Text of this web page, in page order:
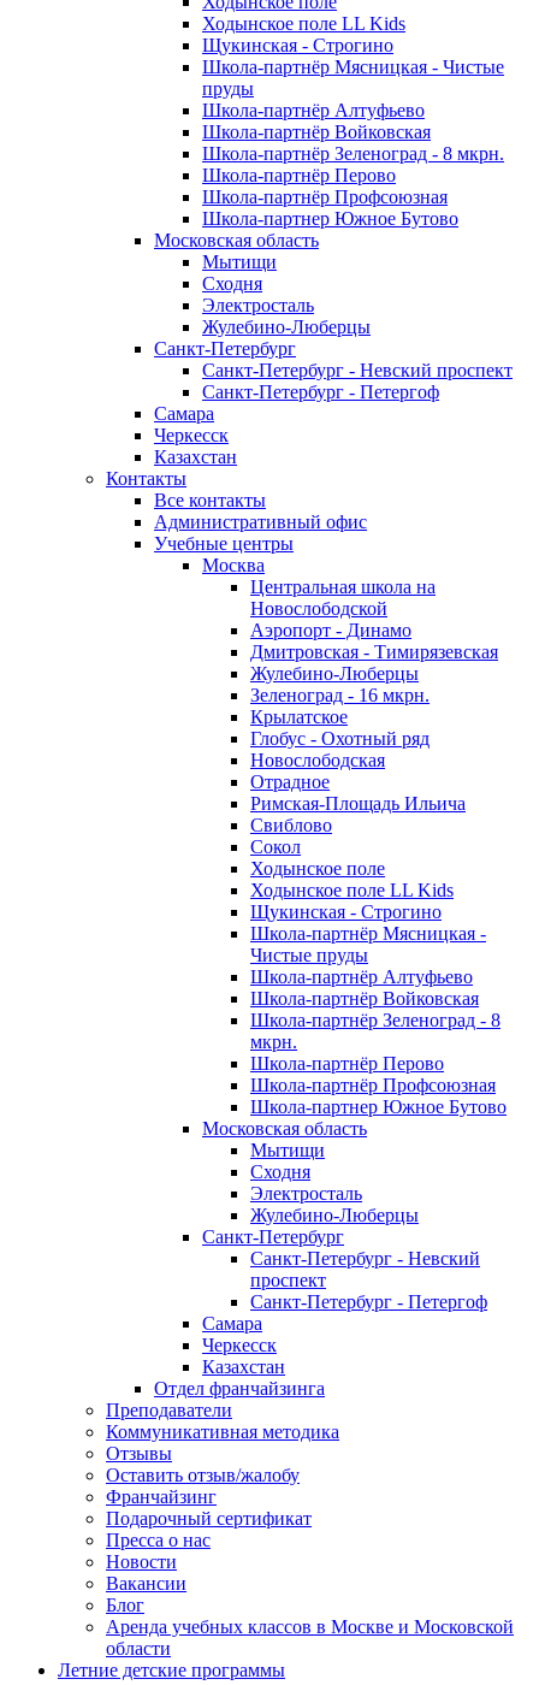
Ходынское поле LL Kids
Щукинская - Строгино
Школа-партнёр Мясницкая - Чистые
пруды
Школа-партнёр Алтуфьево
Школа-партнёр Войковская
Школа-партнёр Зеленоград - 8 мкрн.
Школа-партнёр Перово
Школа-партнёр Профсоюзная
Школа-партнер Южное Бутово
Московская область
Мытищи
Сходня
Электросталь
Жулебино-Люберцы
Санкт-Петербург
Санкт-Петербург - Невский проспект
Санкт-Петербург - Петергоф
Самара
Черкесск
Казахстан
Контакты
Все контакты
Административный офис
Учебные центры
Москва
Центральная школа на
Новослободской
Аэропорт - Динамо
Дмитровская - Тимирязевская
Жулебино-Люберцы
Зеленоград - 16 мкрн.
Крылатское
Глобус - Охотный ряд
Новослободская
Отрадное
Римская-Площадь Ильича
Свиблово
Сокол
Ходынское поле
Ходынское поле LL Kids
Щукинская - Строгино
Школа-партнёр Мясницкая -
Чистые пруды
Школа-партнёр Алтуфьево
Школа-партнёр Войковская
Школа-партнёр Зеленоград - 8
мкрн.
Школа-партнёр Перово
Школа-партнёр Профсоюзная
Школа-партнер Южное Бутово
Московская область
Мытищи
Сходня
Электросталь
Жулебино-Люберцы
Санкт-Петербург
Санкт-Петербург - Невский
проспект
Санкт-Петербург - Петергоф
Самара
Черкесск
Казахстан
Отдел франчайзинга
Преподаватели
Коммуникативная методика
Отзывы
Оставить отзыв/жалобу
Франчайзинг
Подарочный сертификат
Пресса о нас
Новости
Вакансии
Блог
Аренда учебных классов в Москве и Московской
области
Летние детские программы